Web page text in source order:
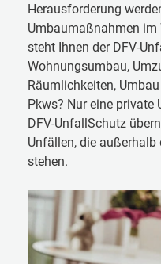
Herausforderung
Umbaumaßnahmen im
steht Ihnen der DFV-
Wohnungs­umbau,
Räumlich­keiten,
Pkws? Nur eine private
DFV-­UnfallSchutz
Unfällen, die
stehen.